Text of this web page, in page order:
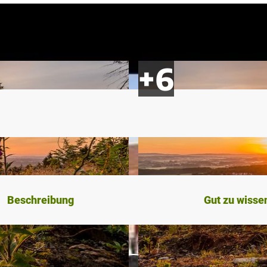
Beschreibung Gut zu